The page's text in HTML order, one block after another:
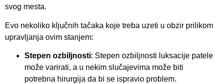
svog mesta.
Evo nekoliko ključnih tačaka koje treba uzeti u obzir prilikom
upravljanja ovim stanjem:
Stepen ozbiljnosti: Stepen ozbiljnosti luksacije patele
može varirati, a u nekim slučajevima može biti
potrebna hirurgija da bi se ispravio problem.